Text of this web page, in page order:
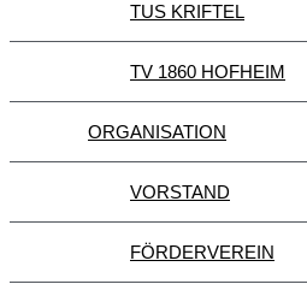
TUS KRIFTEL
TV 1860 HOFHEIM
ORGANISATION
VORSTAND
FÖRDERVEREIN